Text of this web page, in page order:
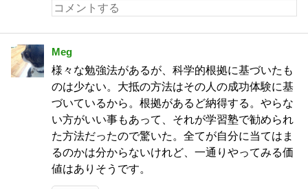
Meg
様々な勉強法があるが、科学的根拠に基づいたも
のは少ない。大抵の方法はその人の成功体験に基
づいているから。根拠があるど納得する。やらな
い方がいい事もあって、それが学習塾で勧められ
た方法だったので驚いた。全てが自分に当てはま
るのかは分からないけれど、一通りやってみる価
値はありそうです。